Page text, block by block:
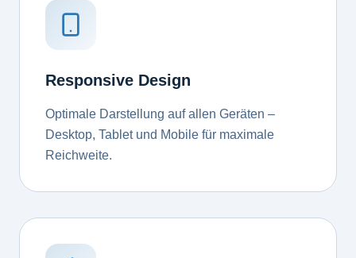
Responsive Design
Optimale Darstellung auf allen Geräten –
Desktop, Tablet und Mobile für maximale
Reichweite.